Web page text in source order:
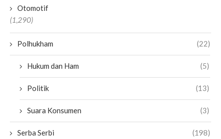
Otomotif
(1,290)
Polhukham (22)
Hukum dan Ham (5)
Politik (13)
Suara Konsumen (3)
Serba Serbi (198)